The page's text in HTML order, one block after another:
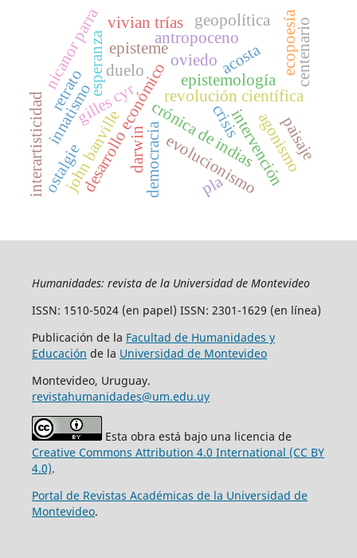
esperanza
crónica de indias
democracia
desarrollo económico
gilles cyr revolución científica
john banville
epistemología
episteme
innatismo
darwin
oviedo
intervención
acosta
evolucionismo
nicanor parra ecopoesía
agonismo
antropoceno
interartisticidad crisis
retrato
pla
paisaje
centenario
vivian trías geopolítica
ostalgie
duelo
Humanidades: revista de la Universidad de Montevideo
ISSN: 1510-5024 (en papel) ISSN: 2301-1629 (en línea)
Publicación de la Facultad de Humanidades y
Educación de la Universidad de Montevideo
Montevideo, Uruguay.
revistahumanidades@um.edu.uy
Esta obra está bajo una licencia de
Creative Commons Attribution 4.0 International (CC BY
4.0).
Portal de Revistas Académicas de la Universidad de
Montevideo.